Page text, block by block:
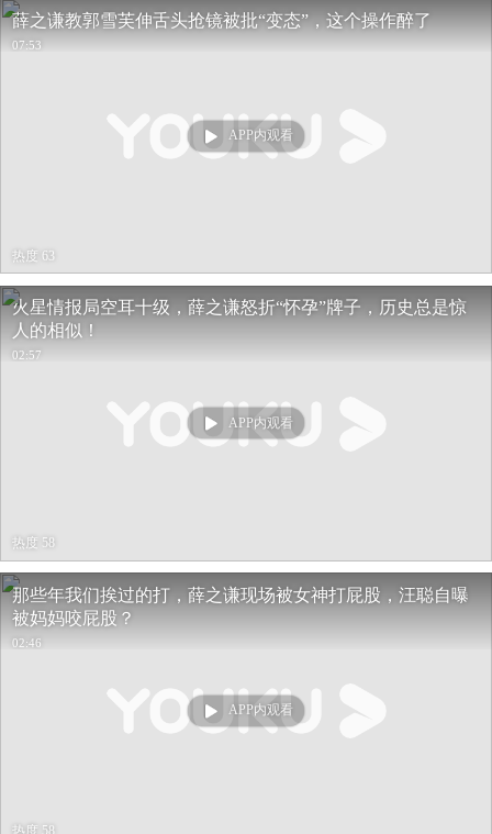
薛之谦教郭雪芙伸舌头抢镜被批“变态”，这个操作醉了
07:53
APP内观看
热度 63
火星情报局空耳十级，薛之谦怒折“怀孕”牌子，历史总是惊
人的相似！
02:57
APP内观看
热度 58
那些年我们挨过的打，薛之谦现场被女神打屁股，汪聪自曝
被妈妈咬屁股？
02:46
APP内观看
热度 58